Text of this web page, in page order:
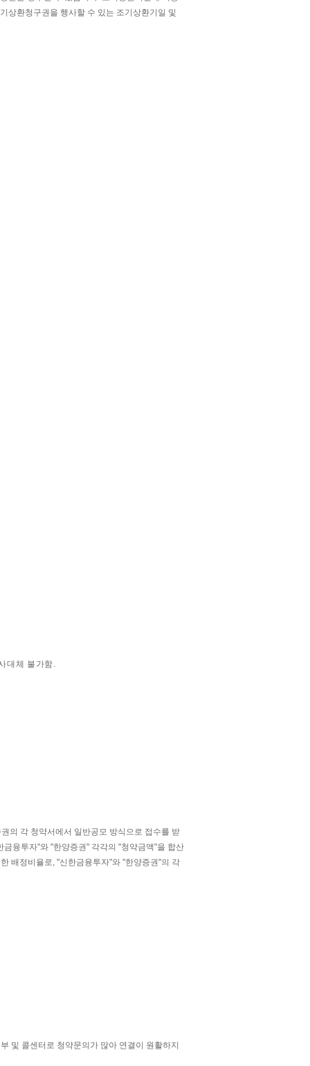
상환청구권을 행사할 수 있는 조기상환기일 및
대체 불가함.
의 각 청약서에서 일반공모 방식으로 접수를 받
융투자"와 "한양증권" 각각의 "청약금액"을 합산
배정비율로, "신한금융투자"와 "한양증권"의 각
및 콜센터로 청약문의가 많아 연결이 원활하지